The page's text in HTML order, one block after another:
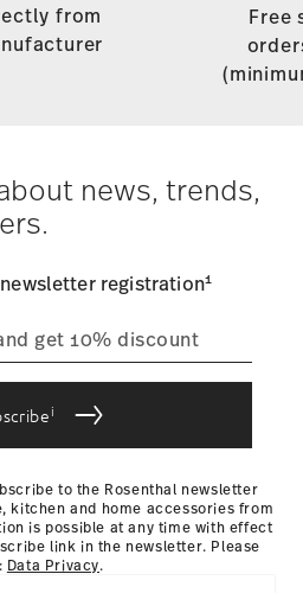
from
Free
news, trends,
registration1
i
to the Rosenthal newsletter
kitchen and home accessories from
is possible at any time with effect
link in the newsletter. Please
Data Privacy.